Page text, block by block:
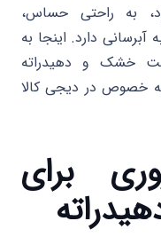
به راحتی حساس،
دارد. اینجا به
خشک و دهیدراته
خصوص در دیجی کالا
برای